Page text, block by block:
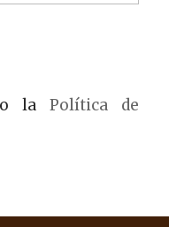
laPolítica de